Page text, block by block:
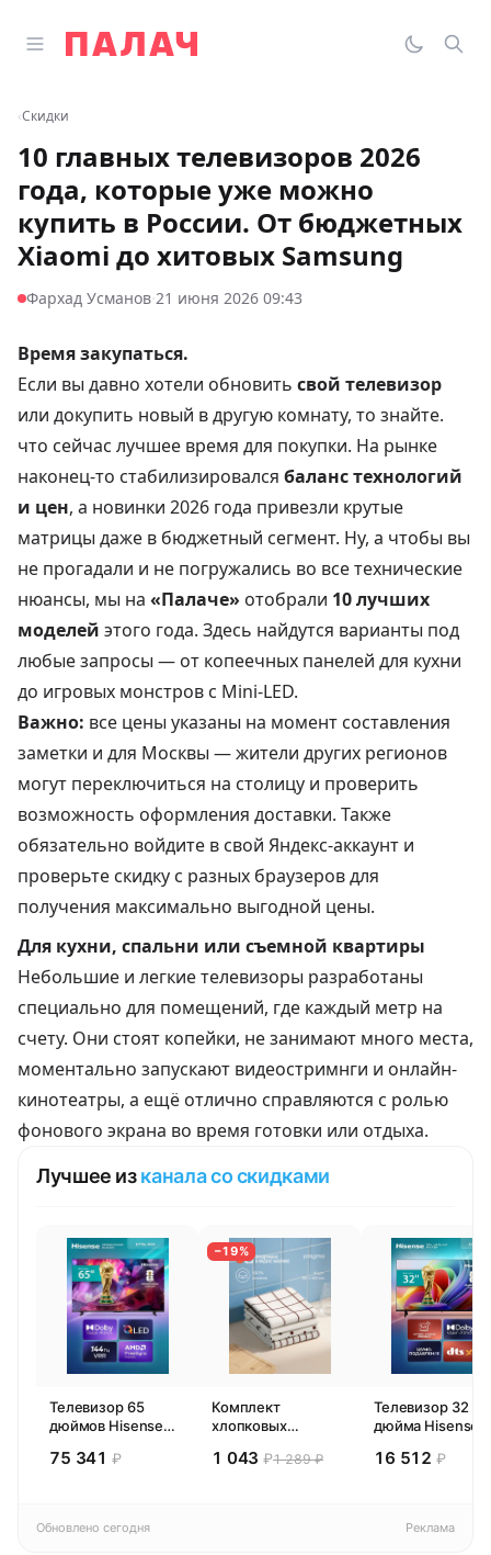
Открыть главное меню
Палач
‹Скидки
10 главных телевизоров 2026
года, которые уже можно
купить в России. От бюджетных
Xiaomi до хитовых Samsung
Фархад Усманов·21 июня 2026 09:43
Время закупаться.
Если вы давно хотели обновить свой телевизор
или докупить новый в другую комнату, то знайте.
что сейчас лучшее время для покупки. На рынке
наконец-то стабилизировался баланс технологий
и цен, а новинки 2026 года привезли крутые
матрицы даже в бюджетный сегмент. Ну, а чтобы вы
не прогадали и не погружались во все технические
нюансы, мы на «Палаче» отобрали 10 лучших
моделей этого года. Здесь найдутся варианты под
любые запросы — от копеечных панелей для кухни
до игровых монстров с Mini-LED.
Важно: все цены указаны на момент составления
заметки и для Москвы — жители других регионов
могут переключиться на столицу и проверить
возможность оформления доставки. Также
обязательно войдите в свой Яндекс-аккаунт и
проверьте скидку с разных браузеров для
получения максимально выгодной цены.
Для кухни, спальни или съемной квартиры
Небольшие и легкие телевизоры разработаны
специально для помещений, где каждый метр на
счету. Они стоят копейки, не занимают много места,
моментально запускают видеостримнги и онлайн-
кинотеатры, а ещё отлично справляются с ролью
фонового экрана во время готовки или отдыха.
Лучшее изканала со скидками
Телевизор 65
дюймов Hisense
(2026) Смарт ТВ
75 341 ₽
−19%
Комплект
хлопковых
полотенец 4 шт,
1 043₽1 289 ₽
Телевизор 32
дюйма Hisense
Смарт ТВ HD
16 512 ₽
Обновлено сегодня Реклама